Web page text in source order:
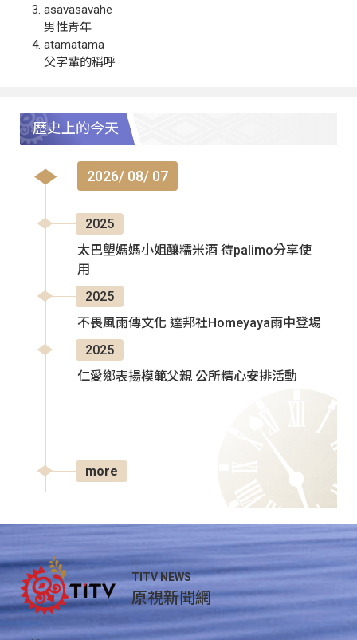
asavasavahe
男性青年
atamatama
父字輩的稱呼
歷史上的今天
2026/ 08/ 07
2025
太巴塱媽媽小姐釀糯米酒 待palimo分享使
用
2025
不畏風雨傳文化 達邦社Homeyaya雨中登場
2025
仁愛鄉表揚模範父親 公所精心安排活動
more
TITV NEWS
原視新聞網